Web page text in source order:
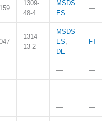
1309-
48-4
MSDS
ES
—
1314-
13-2
MSDS
ES,
DE
FT
— —
— —
— —